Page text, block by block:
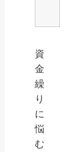
資
金
繰
り
に
悩
む